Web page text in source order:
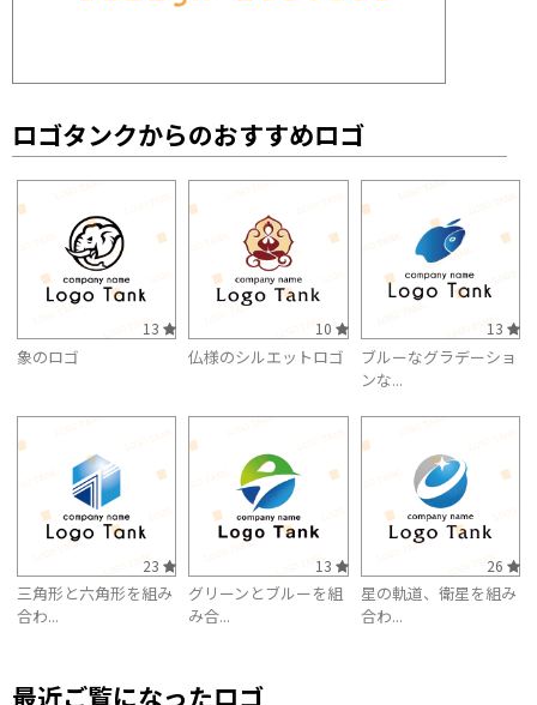
ロゴタンクからのおすすめロゴ
13
象のロゴ
10
仏様のシルエットロゴ
13
ブルーなグラデーショ
ンな...
23
三角形と六角形を組み
合わ...
13
グリーンとブルーを組
み合...
26
星の軌道、衛星を組み
合わ...
最近ご覧になったロゴ